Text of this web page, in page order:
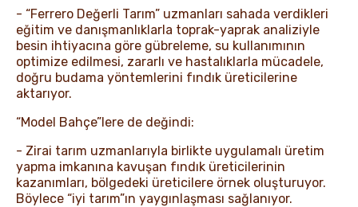
- “Ferrero Değerli Tarım” uzmanları sahada verdikleri
eğitim ve danışmanlıklarla toprak-yaprak analiziyle
besin ihtiyacına göre gübreleme, su kullanımının
optimize edilmesi, zararlı ve hastalıklarla mücadele,
doğru budama yöntemlerini fındık üreticilerine
aktarıyor.
“Model Bahçe”lere de değindi:
- Zirai tarım uzmanlarıyla birlikte uygulamalı üretim
yapma imkanına kavuşan fındık üreticilerinin
kazanımları, bölgedeki üreticilere örnek oluşturuyor.
Böylece “iyi tarım”ın yaygınlaşması sağlanıyor.